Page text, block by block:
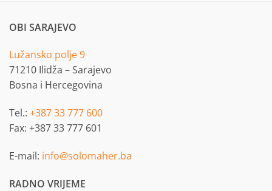
OBI SARAJEVO
Lužansko polje 9
71210 Ilidža – Sarajevo
Bosna i Hercegovina
Tel.: +387 33 777 600
Fax: +387 33 777 601
E-mail: info@solomaher.ba
RADNO VRIJEME